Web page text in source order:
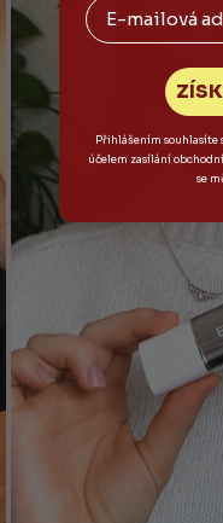
Email
Přihlášením souhlasíte
účelem zasílání
se